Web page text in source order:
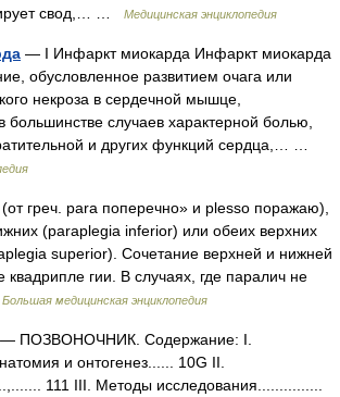
свод,… …
Медицинская энциклопедия
— I Инфаркт миокарда Инфаркт миокарда
обусловленное развитием очага или
некроза в сердечной мышце,
случаев характерной болью,
и других функций сердца,… …
греч. para поперечно» и plesso поражаю),
(paraplegia inferior) или обеих верхних
superior). Сочетание верхней и нижней
квадрипле гии. В случаях, где паралич не
Большая медицинская энциклопедия
— ПОЗВОНОЧНИК. Содержание: I.
и онтогенез...... 10G II.
111 III. Методы исследования...............